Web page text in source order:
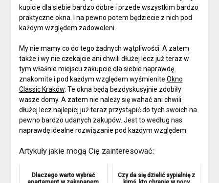
kupicie dla siebie bardzo dobre i przede wszystkim bardzo
praktyczne okna. I na pewno potem będziecie z nich pod
każdym względem zadowoleni.
My nie mamy co do tego żadnych wątpliwości. A zatem
także i wy nie czekajcie ani chwili dłużej lecz już teraz w
tym właśnie miejscu zakupcie dla siebie naprawdę
znakomite i pod każdym względem wyśmienite Okno
Classic Kraków. Te okna będą bezdyskusyjnie zdobiły
wasze domy. A zatem nie należy się wahać ani chwili
dłużej lecz najlepiej już teraz przystąpić do tych swoich na
pewno bardzo udanych zakupów. Jest to według nas
naprawdę idealne rozwiązanie pod każdym względem.
Artykuły jakie mogą Cię zainteresować:
Dlaczego warto wybrać
Czy da się dzielić sypialnię z